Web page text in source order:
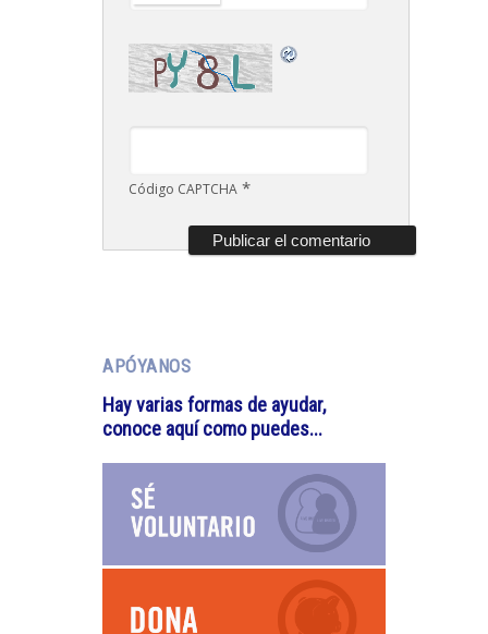
Código CAPTCHA *
APÓYANOS
Hay varias formas de ayudar,
conoce aquí como puedes...